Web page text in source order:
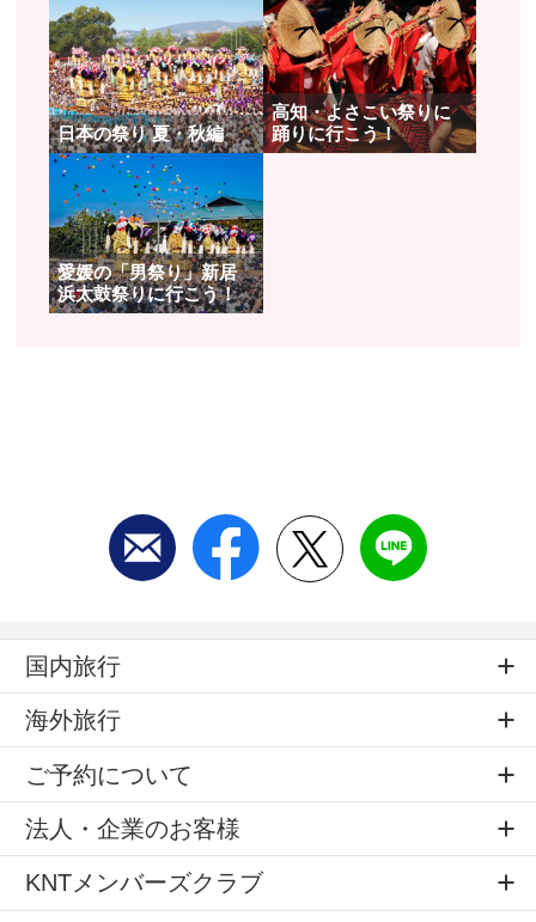
日本の祭り 夏・秋編
高知・よさこい祭りに
踊りに行こう！
愛媛の「男祭り」新居
浜太鼓祭りに行こう！
国内旅行
海外旅行
ご予約について
法人・企業のお客様
KNTメンバーズクラブ